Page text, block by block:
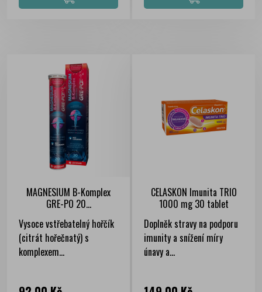
MAGNESIUM B-Komplex
GRE-PO 20...
Vysoce vstřebatelný hořčík
(citrát hořečnatý) s
komplexem...
CELASKON Imunita TRIO
1000 mg 30 tablet
Doplněk stravy na podporu
imunity a snížení míry
únavy a...